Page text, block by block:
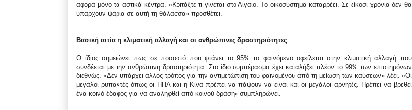
αφορά μόνο τα αστικά κέντρα. «Κοιτάξτε τι γίνεται στο Αιγαίο. Το οικοσύστημα καταρρέει. Σε είκοσι χρόνια δεν θα
υπάρχουν ψάρια σε αυτή τη θάλασσα» προσθέτει.
Βασική αιτία η κλιματική αλλαγή και οι ανθρώπινες δραστηριότητες
Ο ίδιος σημειώνει πως σε ποσοστό που φτάνει το 95% το φαινόμενο οφείλεται στην κλιματική αλλαγή που
συνδέεται με την ανθρώπινη δραστηριότητα. Στο ίδιο συμπέρασμα έχει καταλήξει πλέον το 99% των επιστημόνων
διεθνώς. «Δεν υπάρχει άλλος τρόπος για την αντιμετώπιση του φαινομένου από τη μείωση των καύσεων» λέει. «Οι
μεγάλοι ρυπαντές όπως οι ΗΠΑ και η Κίνα πρέπει να πάψουν να είναι και οι μεγάλοι αρνητές. Πρέπει να βρεθεί
ένα κοινό έδαφος για να αναληφθεί από κοινού δράση» συμπληρώνει.